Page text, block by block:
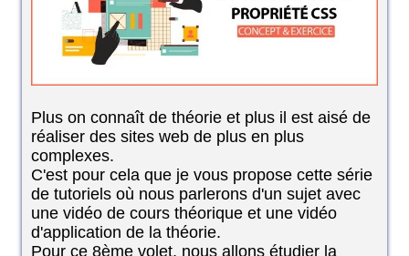
Plus on connaît de théorie et plus il est aisé de
réaliser des sites web de plus en plus
complexes.
C'est pour cela que je vous propose cette série
de tutoriels où nous parlerons d'un sujet avec
une vidéo de cours théorique et une vidéo
d'application de la théorie.
Pour ce 8ème volet, nous allons étudier la